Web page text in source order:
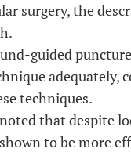
surgery, the
guided
adequately,
techniques.
that despite
to be more